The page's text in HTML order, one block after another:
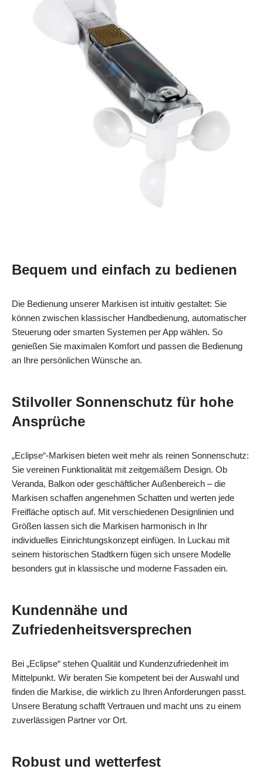
Bequem und einfach zu bedienen
Die Bedienung unserer Markisen ist intuitiv gestaltet: Sie
können zwischen klassischer Handbedienung, automatischer
Steuerung oder smarten Systemen per App wählen. So
genießen Sie maximalen Komfort und passen die Bedienung
an Ihre persönlichen Wünsche an.
Stilvoller Sonnenschutz für hohe
Ansprüche
„Eclipse“-Markisen bieten weit mehr als reinen Sonnenschutz:
Sie vereinen Funktionalität mit zeitgemäßem Design. Ob
Veranda, Balkon oder geschäftlicher Außenbereich – die
Markisen schaffen angenehmen Schatten und werten jede
Freifläche optisch auf. Mit verschiedenen Designlinien und
Größen lassen sich die Markisen harmonisch in Ihr
individuelles Einrichtungskonzept einfügen. In Luckau mit
seinem historischen Stadtkern fügen sich unsere Modelle
besonders gut in klassische und moderne Fassaden ein.
Kundennähe und
Zufriedenheitsversprechen
Bei „Eclipse“ stehen Qualität und Kundenzufriedenheit im
Mittelpunkt. Wir beraten Sie kompetent bei der Auswahl und
finden die Markise, die wirklich zu Ihren Anforderungen passt.
Unsere Beratung schafft Vertrauen und macht uns zu einem
zuverlässigen Partner vor Ort.
Robust und wetterfest